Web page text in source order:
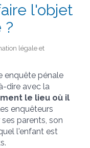
l'objet
?
légale et
enquête pénale
dire avec la
le lieu où il
enquêteurs
parents, son
l'enfant est